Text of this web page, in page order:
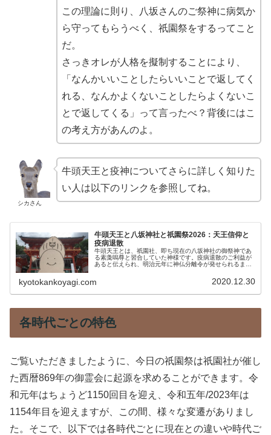
この理論に則り、八坂さんのご祭神に病気か
ら守ってもらうべく、祇園祭をするってこと
だ。
さっきオレが人格を擬制することにより、
「なんかいいことしたらいいことで返してく
れる、なんかよくないことしたらよくないこ
とで返してくる」って言ったべ？背後にはこ
の考え方があんのよ。
シカさん
牛頭天王と疫神についてさらに詳しく知りた
い人は以下のリンクを参照してね。
牛頭天王と八坂神社と祇園祭2026：天王信仰と
疫病退散
牛頭天王とは、祇園社、即ち現在の八坂神社の御祭神であ
る素戔嗚尊と習合していた神様です。疫病退散のご利益が
あると伝えられ、明治元年に神仏分離令が発せられるまで
王と天王信仰、疫病に対するご利益につきご紹介します。
kyotokankoyagi.com 2020.12.30
各時代ごとの特色
ご覧いただきましたように、今日の祇園祭は祇園社が催し
た西暦869年の御霊会に起源を求めることができます。令
和元年はちょうど1150回目を迎え、令和五年/2023年は
1154年目を迎えますが、この間、様々な変遷がありまし
た。そこで、以下では各時代ごとに現在との違いや時代ご